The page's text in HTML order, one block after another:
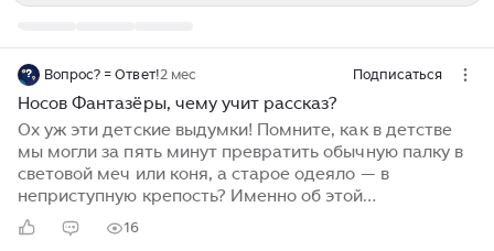
Вопрос? = Ответ!2 мес Подписаться
Носов Фантазёры, чему учит рассказ?
Ох уж эти детские выдумки! Помните, как в детстве
мы могли за пять минут превратить обычную палку в
световой меч или коня, а старое одеяло — в
неприступную крепость? Именно об этой
удивительной способности строить замки из песка (и
слов) написал Николай Носов. Однако за весёлыми
16